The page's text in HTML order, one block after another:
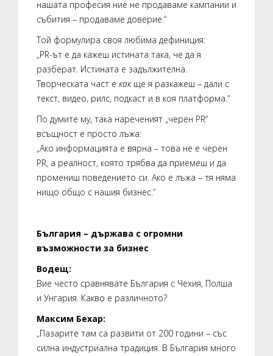
нашата професия ние не продаваме кампании и
събития – продаваме доверие.“
Той формулира своя любима дефиниция:
„PR-ът е да кажеш истината така, че да я
разберат. Истината е задължителна.
Творческата част е какще я разкажеш – дали с
текст, видео, рилс, подкаст и в коя платформа.“
По думите му, така нареченият „черен PR“
всъщност е просто лъжа:
„Ако информацията е вярна – това не е черен
PR, а реалност, която трябва да приемеш и да
промениш поведението си. Ако е лъжа – тя няма
нищо общо с нашия бизнес.“
България – държава с огромни
възможности за бизнес
Водещ:
Вие често сравнявате България с Чехия, Полша
и Унгария. Какво е различното?
Максим Бехар:
„Пазарите там са развити от 200 години – със
силна индустриална традиция. В България много